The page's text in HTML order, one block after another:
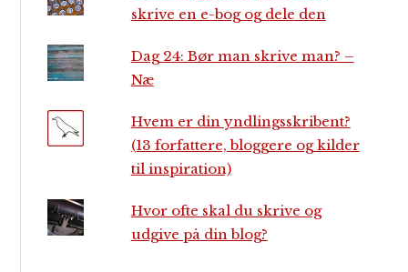
skrive en e-bog og dele den
Dag 24: Bør man skrive man? –
Næ
Hvem er din yndlingsskribent?
(13 forfattere, bloggere og kilder
til inspiration)
Hvor ofte skal du skrive og
udgive på din blog?